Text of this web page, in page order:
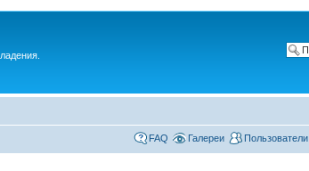
FAQ Галереи Пользователи